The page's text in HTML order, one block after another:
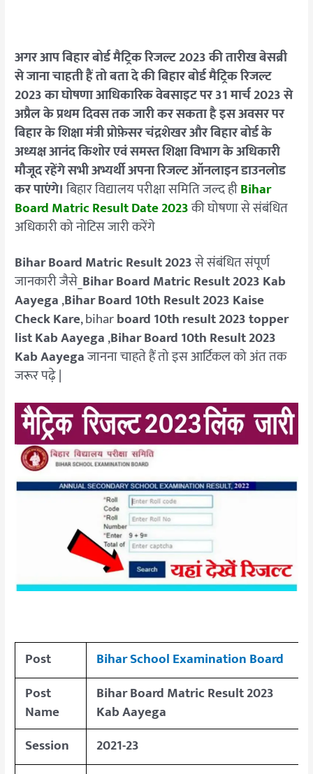
अगर आप बिहार बोर्ड मैट्रिक रिजल्ट 2023 की तारीख बेसब्री
से जाना चाहती हैं तो बता दे की बिहार बोर्ड मैट्रिक रिजल्ट
2023 का घोषणा आधिकारिक वेबसाइट पर 31 मार्च 2023 से
अप्रैल के प्रथम दिवस तक जारी कर सकता है इस अवसर पर
बिहार के शिक्षा मंत्री प्रोफ़ेसर चंद्रशेखर और बिहार बोर्ड के
अध्यक्ष आनंद किशोर एवं समस्त शिक्षा विभाग के अधिकारी
मौजूद रहेंगेसभी अभ्यर्थी अपना रिजल्ट ऑनलाइन डाउनलोड
कर पाएंगे।बिहार विद्यालय परीक्षा समिति जल्द हीBihar
Board Matric Result Date 2023की घोषणा से संबंधित
अधिकारी को नोटिस जारी करेंगे
Bihar Board Matric Result 2023से संबंधित संपूर्ण
जानकारी जैसे_ Bihar Board Matric Result 2023 Kab
Aayega,Bihar Board 10th Result 2023 Kaise
Check Kare, biharboard 10th result 2023 topper
list Kab Aayega,Bihar Board 10th Result 2023
Kab Aayegaजानना चाहते हैं तो इस आर्टिकल को अंत तक
जरूर पढ़े |
Post
Bihar School Examination Board
Post
Name
Bihar Board Matric Result 2023
Kab Aayega
Session
2021-23